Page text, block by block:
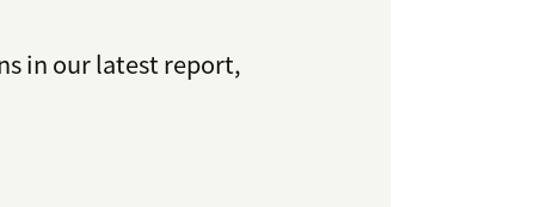
in our latest report,